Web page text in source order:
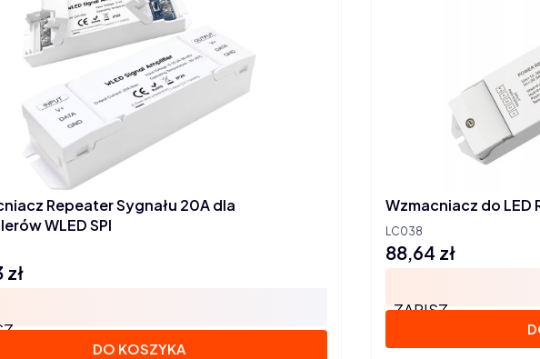
Repeater Sygnału 20A dla
WLED SPI
DO KOSZYKA
LC038
Wzmacniacz do LED
Cena
88,64 zł
ZAPISZ